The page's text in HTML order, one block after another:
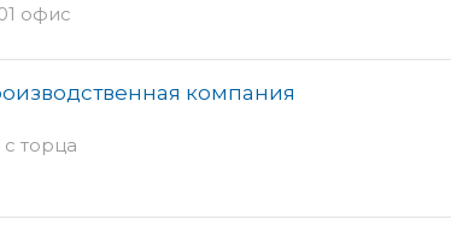
офис
компания
торца